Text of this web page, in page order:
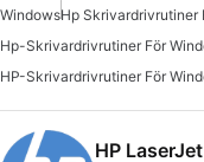
WindowsHp Skrivardrivrutiner
Hp-Skrivardrivrutiner För
HP-Skrivardrivrutiner För
HP